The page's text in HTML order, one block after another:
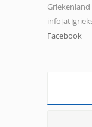
Griekenland
Facebook